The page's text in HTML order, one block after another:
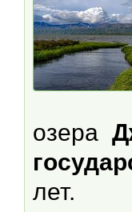
озера
лет.